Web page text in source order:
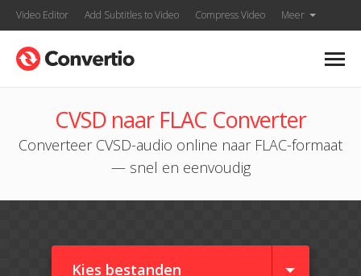
Video Editor Add Subtitles to Video Compress Video Meer
CVSD naar FLAC Converter
Converteer CVSD-audio online naar FLAC-formaat
— snel en eenvoudig
Kies bestanden